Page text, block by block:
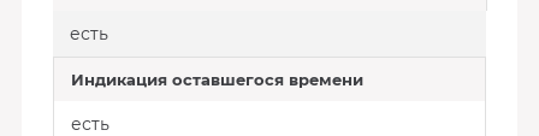
есть
Индикация оставшегося времени
есть